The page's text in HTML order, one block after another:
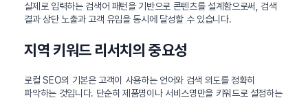
실제로 입력하는 검색어 패턴을 기반으로 콘텐츠를 설계함으로써, 검색
결과 상단 노출과 고객 유입을 동시에 달성할 수 있습니다.
지역 키워드 리서치의 중요성
로컬 SEO의 기본은 고객이 사용하는 언어와 검색 의도를 정확히
파악하는 것입니다. 단순히 제품명이나 서비스명만을 키워드로 설정하는